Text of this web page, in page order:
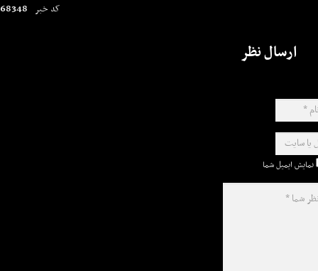
کد خبر 68348
ارسال نظر
نمایش ایمیل شما